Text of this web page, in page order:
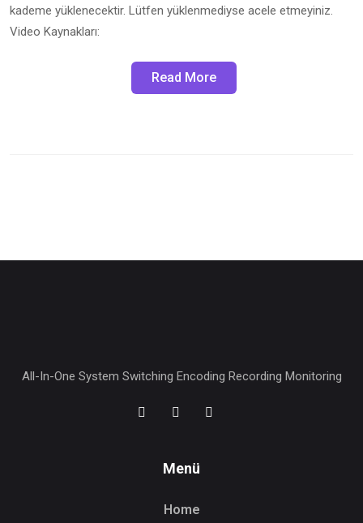
kademe yüklenecektir. Lütfen yüklenmediyse acele etmeyiniz.
Video Kaynakları:
Read More
All-In-One System Switching Encoding Recording Monitoring
Menü
Home